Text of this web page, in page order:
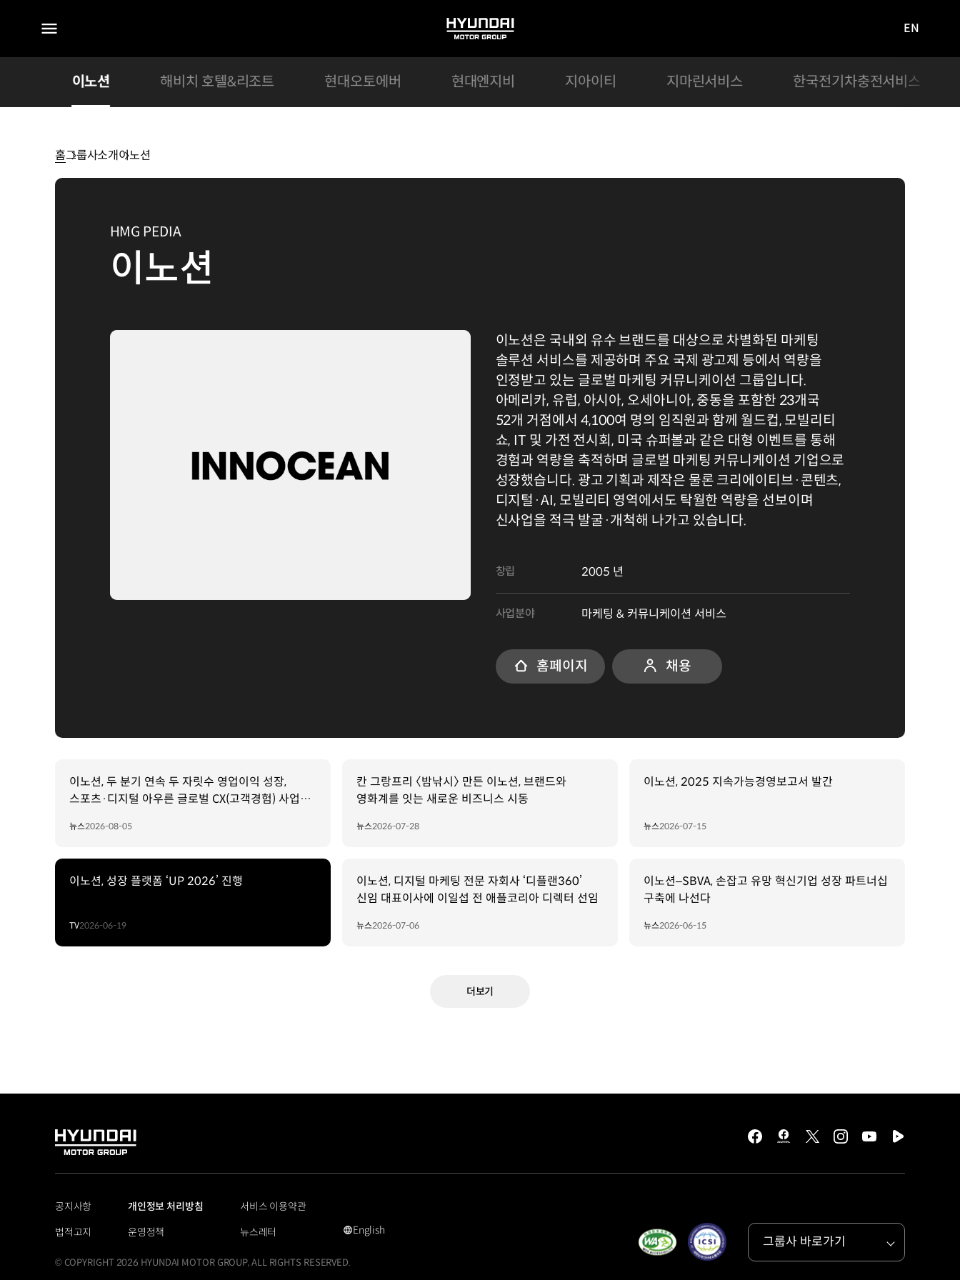
전체
HYUNDAI
MOTOR
GROUP
사이트로
이동
EN
이노션 해비치 호텔&리조트 현대오토에버 현대엔지비 지아이티 지마린서비스 한국전기차충전서비스
홈그룹사소개이노션
이노션
HMG PEDIA
이노션
이노션은 국내외 유수 브랜드를 대상으로 차별화된 마케팅
솔루션 서비스를 제공하며 주요 국제 광고제 등에서 역량을
인정받고 있는 글로벌 마케팅 커뮤니케이션 그룹입니다.
아메리카, 유럽, 아시아, 오세아니아, 중동을 포함한 23개국
52개 거점에서 4,100여 명의 임직원과 함께 월드컵, 모빌리티
쇼, IT 및 가전 전시회, 미국 슈퍼볼과 같은 대형 이벤트를 통해
경험과 역량을 축적하며 글로벌 마케팅 커뮤니케이션 기업으로
성장했습니다. 광고 기획과 제작은 물론 크리에이티브·콘텐츠,
디지털·AI, 모빌리티 영역에서도 탁월한 역량을 선보이며
신사업을 적극 발굴·개척해 나가고 있습니다.
창립 2005 년
사업분야 마케팅 & 커뮤니케이션 서비스
홈페이지 채용
이노션, 두 분기 연속 두 자릿수 영업이익 성장,
스포츠·디지털 아우른 글로벌 CX(고객경험) 사업이
뉴스2026-08-05
칸 그랑프리 〈밤낚시〉 만든 이노션, 브랜드와
영화계를 잇는 새로운 비즈니스 시동
뉴스2026-07-28
이노션, 2025 지속가능경영보고서 발간
뉴스2026-07-15
이노션, 성장 플랫폼 ‘UP 2026’ 진행
TV2026-06-19
이노션, 디지털 마케팅 전문 자회사 ‘디플랜360’
신임 대표이사에 이일섭 전 애플코리아 디렉터 선임
뉴스2026-07-06
이노션–SBVA, 손잡고 유망 혁신기업 성장 파트너십
구축에 나선다
뉴스2026-06-15
더보기
HYUNDAI
GROUP
facebook
hmg
facebook
twitterinstagramyoutubenaver
공지사항 개인정보 처리방침
서비스 이용약관
법적고지
운영정책 뉴스레터
영문
이동
English
그룹사 바로가기
© COPYRIGHT 2026 HYUNDAI MOTOR GROUP, ALL RIGHTS RESERVED.